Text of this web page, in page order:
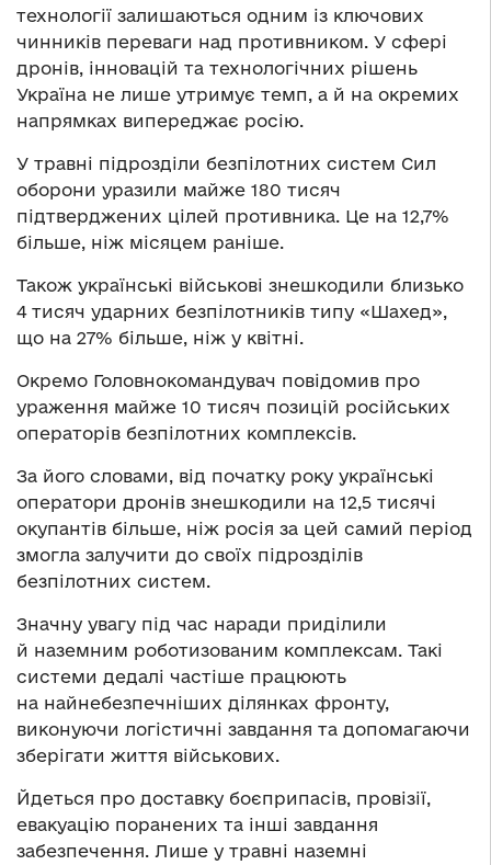
технології залишаються одним із ключових
чинників переваги над противником. У сфері
дронів, інновацій та технологічних рішень
Україна не лише утримує темп, а й на окремих
напрямках випереджає росію.
У травні підрозділи безпілотних систем Сил
оборони уразили майже 180 тисяч
підтверджених цілей противника. Це на 12,7%
більше, ніж місяцем раніше.
Також українські військові знешкодили близько
4 тисяч ударних безпілотників типу «Шахед»,
що на 27% більше, ніж у квітні.
Окремо Головнокомандувач повідомив про
ураження майже 10 тисяч позицій російських
операторів безпілотних комплексів.
За його словами, від початку року українські
оператори дронів знешкодили на 12,5 тисячі
окупантів більше, ніж росія за цей самий період
змогла залучити до своїх підрозділів
безпілотних систем.
Значну увагу під час наради приділили
й наземним роботизованим комплексам. Такі
системи дедалі частіше працюють
на найнебезпечніших ділянках фронту,
виконуючи логістичні завдання та допомагаючи
зберігати життя військових.
Йдеться про доставку боєприпасів, провізії,
евакуацію поранених та інші завдання
забезпечення. Лише у травні наземні